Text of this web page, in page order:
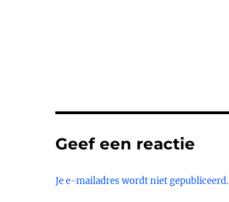
Geef een reactie
Je e-mailadres wordt niet gepubliceerd.